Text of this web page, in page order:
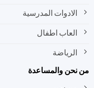
الادوات المدرسية
العاب اطفال
الرياضة
والمساعدة